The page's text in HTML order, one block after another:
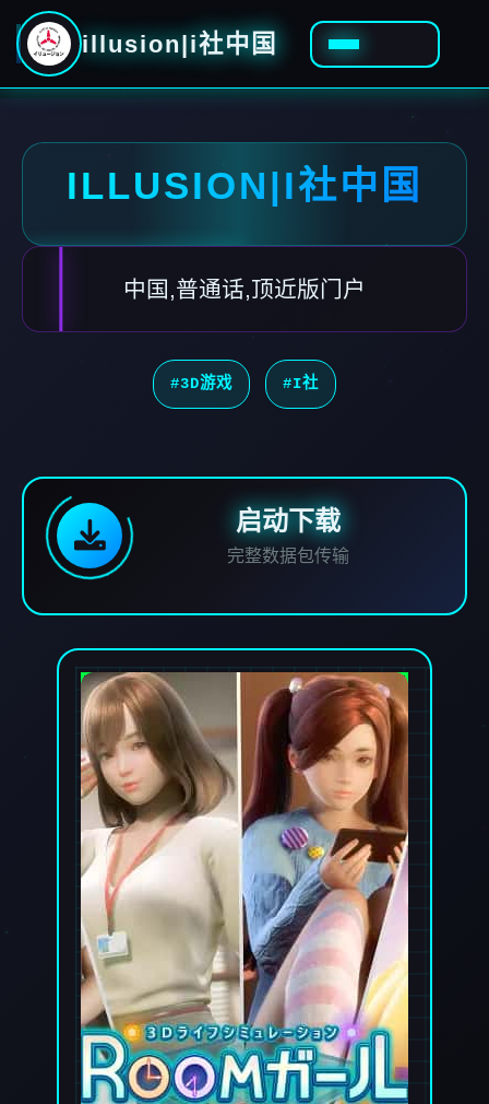
illusion|i社中国
ILLUSION|I社中国
中国,普通话,顶近版门户
#3D游戏 #I社
启动下载
完整数据包传输